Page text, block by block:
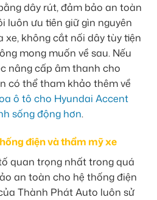
dây rút, đảm bảo an toàn
luôn ưu tiên giữ gìn nguyên
xe, không cắt nối dây tùy tiện
mong muốn về sau. Nếu
nâng cấp âm thanh cho
có thể tham khảo thêm về
ô tô cho Hyundai Accent
sống động hơn.
điện và thẩm mỹ xe
quan trọng nhất trong quá
an toàn cho hệ thống điện
Thành Phát Auto luôn sử